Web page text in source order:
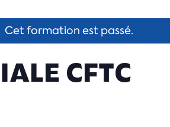
Cet formation est passé.
CFTC